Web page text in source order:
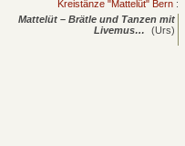
Kreistänze "Mattelüt" Bern :
Mattelüt – Brätle und Tanzen mit
Livemus…
(Urs)